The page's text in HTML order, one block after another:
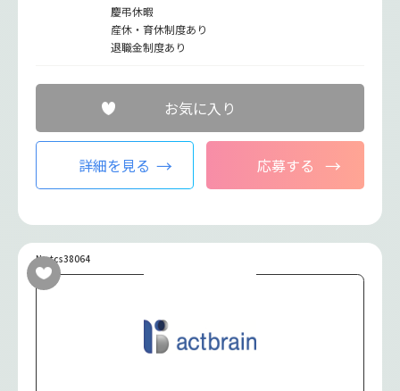
慶弔休暇
産休・育休制度あり
退職金制度あり
お気に入り
詳細を見る 応募する
No.tcs38064